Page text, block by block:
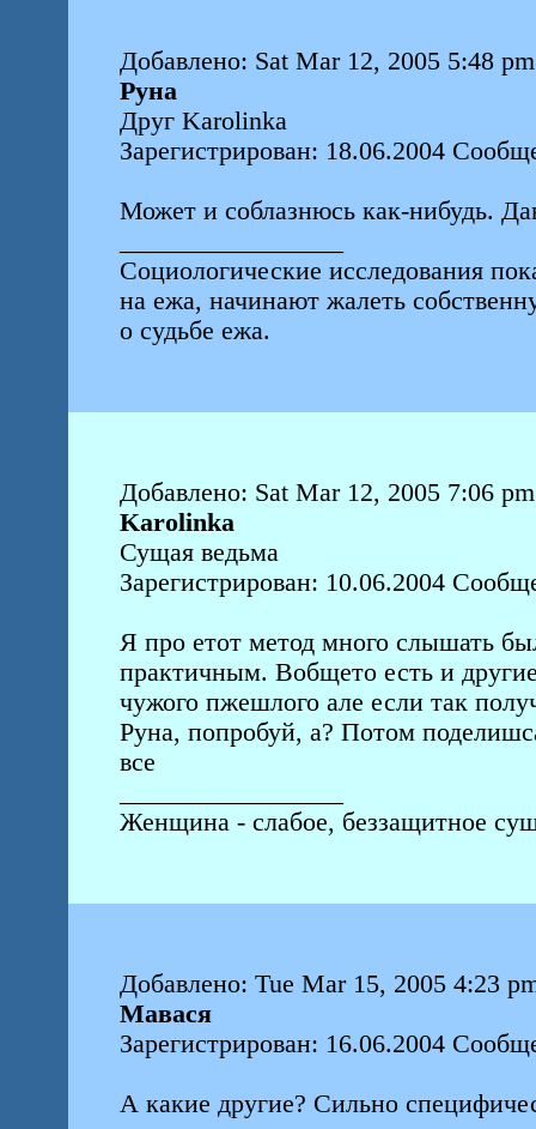
Добавлено: Sat Mar 12, 2005 5:48 pm
Руна
Друг Karolinka
Зарегистрирован: 18.06.2004
Может и соблазнюсь как-нибудь.
Социологические исследования
на ежа, начинают жалеть
о судьбе ежа.
Добавлено: Sat Mar 12, 2005 7:06 pm
Karolinka
Сущая ведьма
Зарегистрирован: 10.06.2004
Я про етот метод много слышать
практичным. Вобщето есть и
чужого пжешлого але если так
Руна, попробуй, а? Потом
все
Женщина - слабое, беззащитное
Добавлено: Tue Mar 15, 2005 4:23
Мавася
Зарегистрирован: 16.06.2004
А какие другие? Сильно